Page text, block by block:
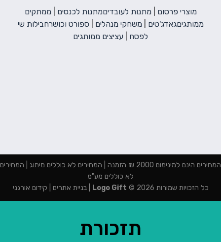
מוצרי פרסום מתנות לעובדיםמתנות לכנסים
ממתקים
ממותגיםגאדג'טים משחקי מנהלים ספורט וכושרחבילות שי
לפסח
עציצים ממותגים
המחירים הינם למינימום 2000 ₪ הזמנה | המחירים לא כוללים מיתוג | המחירים
לא כוללים מע"מ
כל הזכויות שמורות 2026 ©
Logo Gift
|בניית אתרים קידום אורגני
תזכורת